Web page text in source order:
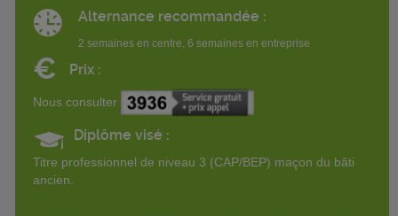
Alternance recommandée :
2 semaines en centre, 6 semaines en entreprise
€ Prix :
Nous consulter
Diplôme visé :
Titre professionnel de niveau 3 (CAP/BEP) maçon du bâti
ancien.